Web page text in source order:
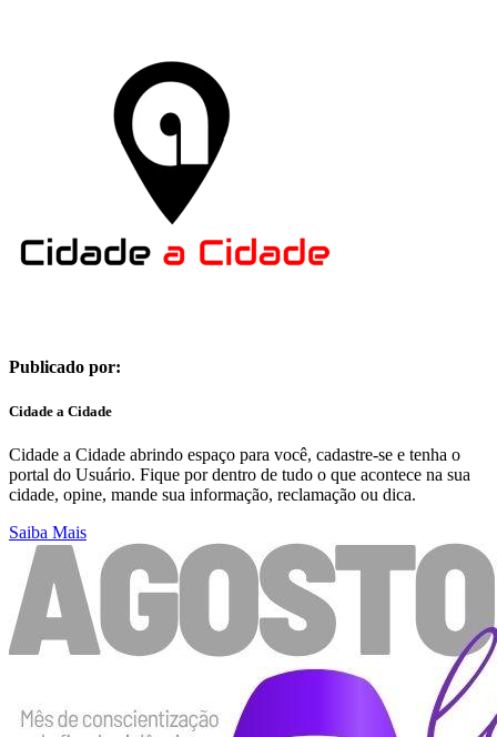
Publicado por:
Cidade a Cidade
Cidade a Cidade abrindo espaço para você, cadastre-se e tenha o
portal do Usuário. Fique por dentro de tudo o que acontece na sua
cidade, opine, mande sua informação, reclamação ou dica.
Saiba Mais